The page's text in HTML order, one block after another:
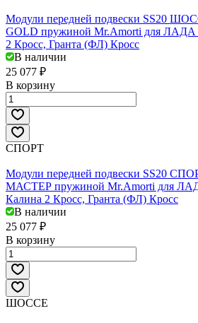
Модули передней подвески SS20
GOLD пружиной Mr.Amorti для ЛАДА
2 Кросс, Гранта (ФЛ) Кросс
В наличии
25 077 ₽
В корзину
СПОРТ
Модули передней подвески SS20
МАСТЕР пружиной Mr.Amorti для
Калина 2 Кросс, Гранта (ФЛ) Кросс
В наличии
25 077 ₽
В корзину
ШОССЕ